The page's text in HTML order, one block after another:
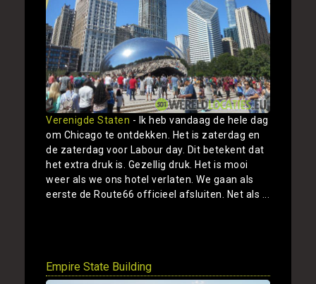
Verenigde Staten - Ik heb vandaag de hele dag
om Chicago te ontdekken. Het is zaterdag en
de zaterdag voor Labour day. Dit betekent dat
het extra druk is. Gezellig druk. Het is mooi
weer als we ons hotel verlaten. We gaan als
eerste de Route66 officieel afsluiten. Net als ...
Empire State Building